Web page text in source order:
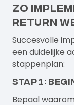
Zo
return
Succesvolle
een duidelijke
stappenplan:
Stap 1:
Bepaal